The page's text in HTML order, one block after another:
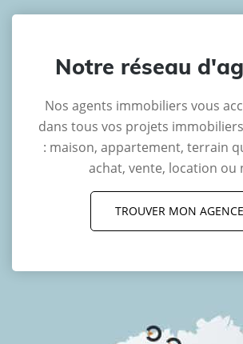
Notre réseau
Nos agents immobiliers vous
dans tous vos projets
: maison, appartement, terrain
achat, vente, location ou
TROUVER MON AGENCE